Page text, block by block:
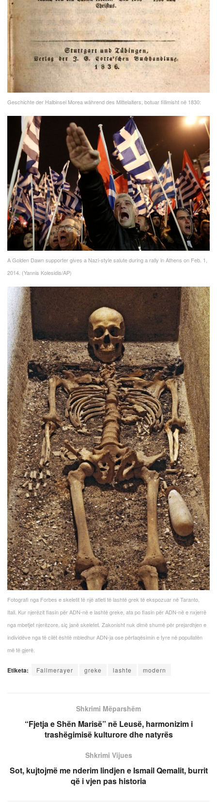
Geschichte der Halbinsel Morea während des Mittelalters, botuar fillimisht në 1830:
A Golden Dawn supporter gives a Nazi-style salute during a rally in Athens on Feb. 1,
2014. (Yannis Kolesidis/AP)
Fotografi nga Forbes e skeletit të një atleti të lashtë grek të ekspozuar në Taranto,
Itali. Kur njerëzit flasin për ADN-në e lashtë greke, ata po flasin për ADN-në e nxjerrë
nga mbetjet njerëzore, siç janë skeletet. Zakonisht nuk dimë shumë për prejardhjen e
individëve nga të cilët është mbledhur ADN-ja ose përfaqësimin e tyre në popullatën
më të gjerë.
Etiketa: Fallmerayer greke lashte modern
Shkrimi Mëparshëm
“Fjetja e Shën Marisë” në Leusë, harmonizim i
trashëgimisë kulturore dhe natyrës
Shkrimi Vijues
Sot, kujtojmë me nderim lindjen e Ismail Qemalit, burrit
që i vjen pas historia